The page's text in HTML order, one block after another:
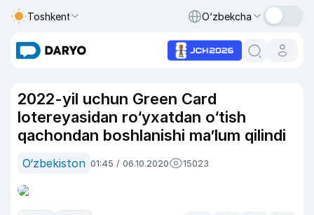
Toshkent O‘zbekcha
2022-yil uchun Green Card
lotereyasidan ro‘yxatdan o‘tish
qachondan boshlanishi ma’lum qilindi
O‘zbekiston 01:45 / 06.10.2020 15023